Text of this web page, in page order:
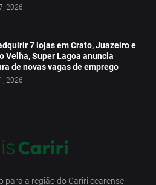
2026
7 lojas em Crato, Juazeiro e
Velha, Super Lagoa anuncia
de novas vagas de emprego
2026
para a região do Cariri cearense